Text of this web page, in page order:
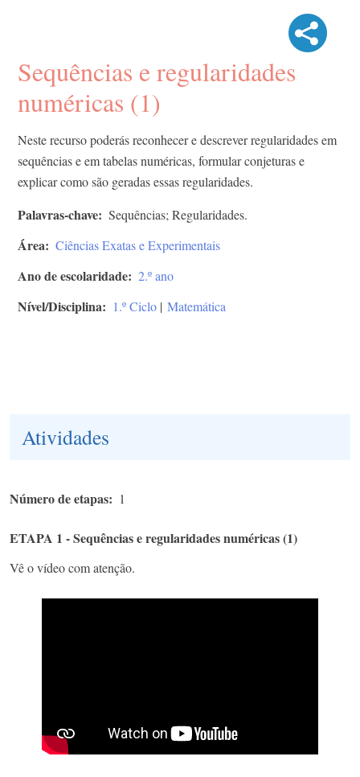
Sequências e regularidades
numéricas (1)
Neste recurso poderás reconhecer e descrever regularidades em
sequências e em tabelas numéricas, formular conjeturas e
explicar como são geradas essas regularidades.
Palavras-chave Sequências; Regularidades.
Área Ciências Exatas e Experimentais
Ano de escolaridade 2.º ano
Nível/Disciplina 1.º Ciclo | Matemática
Atividades
Número de etapas 1
ETAPA 1 - Sequências e regularidades numéricas (1)
Vê o vídeo com atenção.